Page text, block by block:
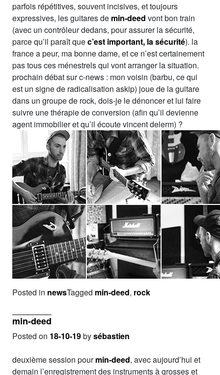
parfois répétitives, souvent incisives, et toujours
expressives, les guitares de min-deed vont bon train
(avec un contrôleur dedans, pour assurer la sécurité,
parce qu’il paraît quec’est important, la sécurité). la
france a peur, ma bonne dame, et ce n’est certainement
pas tous ces ménestrels qui vont arranger la situation.
prochain débat sur c-news : mon voisin (barbu, ce qui
est un signe de radicalisation askip) joue de la guitare
dans un groupe de rock, dois-je le dénoncer et lui faire
suivre une thérapie de conversion (afin qu’il devienne
agent immobilier et qu’il écoute vincent delerm) ?
Posted in newsTagged min-deed, rock
min-deed
Posted on 18-10-19bysébastien
deuxième session pourmin-deed, avec aujourd’hui et
demain l’enregistrement des instruments à grosses et